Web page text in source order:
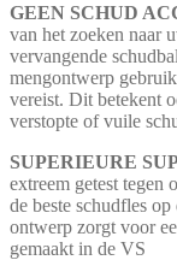
GEEN SCHUD
van het zoeken naar
vervangende
mengontwerp
vereist. Dit betekent
verstopte of vuile
SUPERIEURE
extreem getest tegen
de beste schudfles
ontwerp zorgt voor
gemaakt in de VS